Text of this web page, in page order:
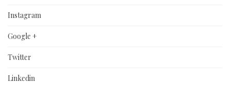
Instagram
Google +
Twitter
Linkedin